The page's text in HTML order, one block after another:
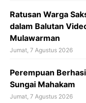
Ratusan Warga
dalam Balutan
Mulawarman
Jumat, 7 Agustus 2026
Perempuan
Sungai Mahakam
Jumat, 7 Agustus 2026